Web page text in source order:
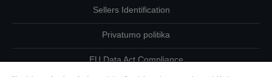
Sellers Identification
Privatumo politika
EU Data Act Compliance